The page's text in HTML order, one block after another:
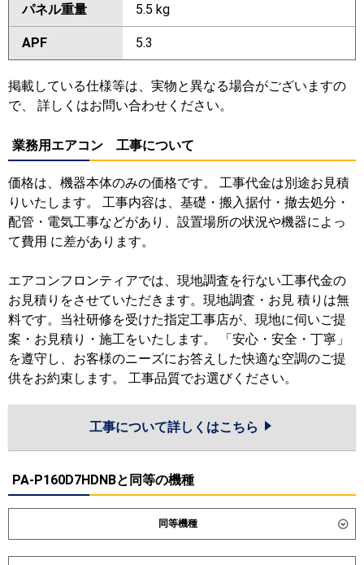
パネル重量 5.5 kg
APF 5.3
掲載している仕様等は、実物と異なる場合がございますの
で、 詳しくはお問い合わせください。
業務用エアコン 工事について
価格は、機器本体のみの価格です。 工事代金は別途お見積
りいたします。 工事内容は、基礎・搬入据付・撤去処分・
配管・電気工事などがあり、設置場所の状況や機器によっ
て費用 に差があります。
エアコンフロンティアでは、現地調査を行ない工事代金の
お見積りをさせていただきます。現地調査・お見 積りは無
料です。当社研修を受けた指定工事店が、現地に伺いご提
案・お見積り・施工をいたします。 「安心・安全・丁寧」
を遵守し、お客様のニーズにお答えした快適な空調のご提
供をお約束します。 工事品質でお選びください。
工事について詳しくはこちら
PA-P160D7HDNBと同等の機種
同等機種
ダイキン SZRK160CD SZRK160CND